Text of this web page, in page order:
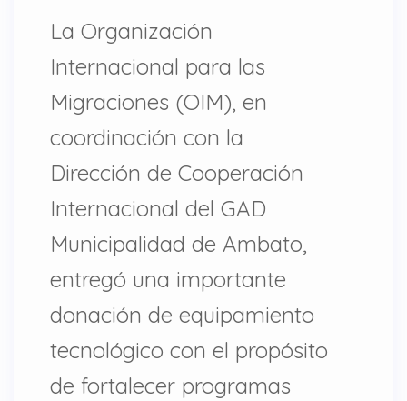
La Organización
Internacional para las
Migraciones (OIM), en
coordinación con la
Dirección de Cooperación
Internacional del GAD
Municipalidad de Ambato,
entregó una importante
donación de equipamiento
tecnológico con el propósito
de fortalecer programas